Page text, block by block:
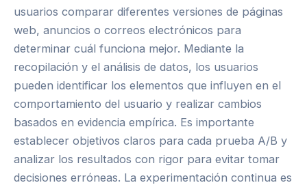
usuarios comparar diferentes versiones de páginas
web, anuncios o correos electrónicos para
determinar cuál funciona mejor. Mediante la
recopilación y el análisis de datos, los usuarios
pueden identificar los elementos que influyen en el
comportamiento del usuario y realizar cambios
basados en evidencia empírica. Es importante
establecer objetivos claros para cada prueba A/B y
analizar los resultados con rigor para evitar tomar
decisiones erróneas. La experimentación continua es